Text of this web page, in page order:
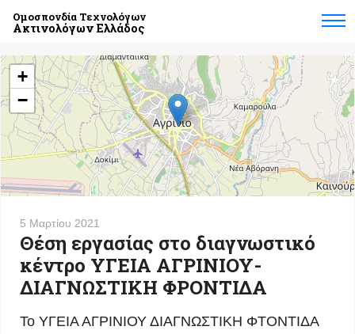
Ομοσπονδία Τεχνολόγων
Ακτινολόγων Ελλάδος
+
−
5 Μαρτίου 2021
Θέση εργασίας στο διαγνωστικό
κέντρο ΥΓΕΙΑ ΑΓΡΙΝΙΟΥ-
ΔΙΑΓΝΩΣΤΙΚΗ ΦΡΟΝΤΙΔΑ
Το ΥΓΕΙΑ ΑΓΡΙΝΙΟΥ ΔΙΑΓΝΩΣΤΙΚΗ ΦΤΟΝΤΙΔΑ